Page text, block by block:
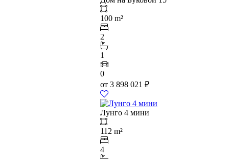
100 m²
2
1
0
от 3 898 021 ₽
Лунго 4 мини
112 m²
4